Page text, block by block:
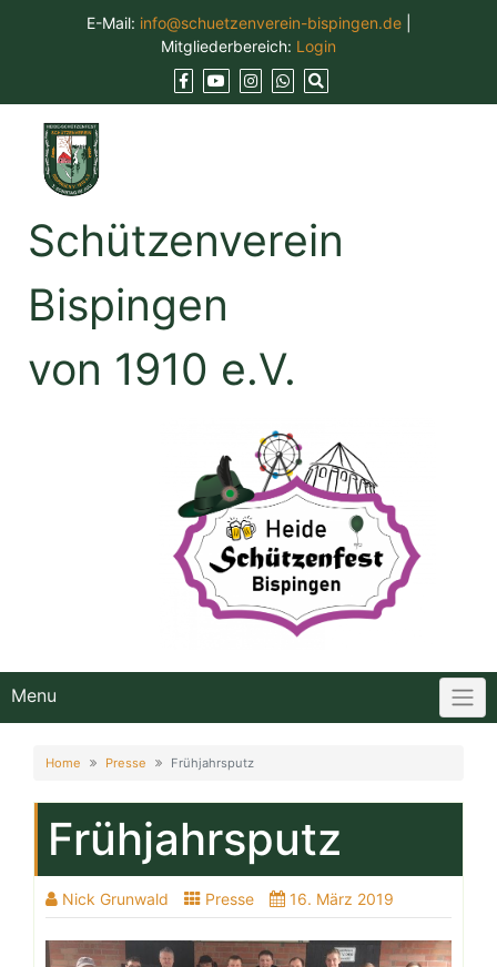
E-Mail: info@schuetzenverein-bispingen.de|
Mitgliederbereich: Login
Schützenverein
Bispingen
von 1910 e.V.
Menu
Home Presse Frühjahrsputz
Frühjahrsputz
Nick Grunwald Presse 16. März 2019